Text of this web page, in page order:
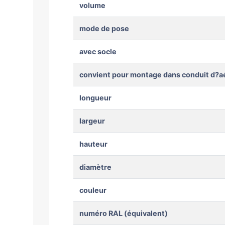
volume
mode de pose
avec socle
convient pour montage dans conduit
longueur
largeur
hauteur
diamètre
couleur
numéro RAL (équivalent)